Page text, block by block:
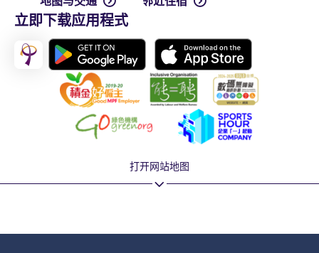
立即下载应用程式
打开网站地图